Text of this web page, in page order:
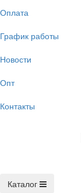
Оплата
График работы
Новости
Опт
Контакты
Каталог